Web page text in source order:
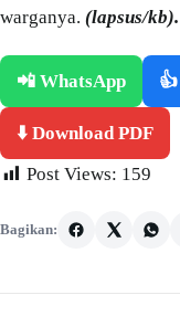
warganya. (lapsus/kb).
📲 WhatsApp
⬇️ Download PDF
Post Views: 159
Bagikan: